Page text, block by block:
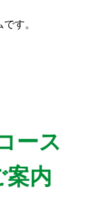
す。
ース
案内